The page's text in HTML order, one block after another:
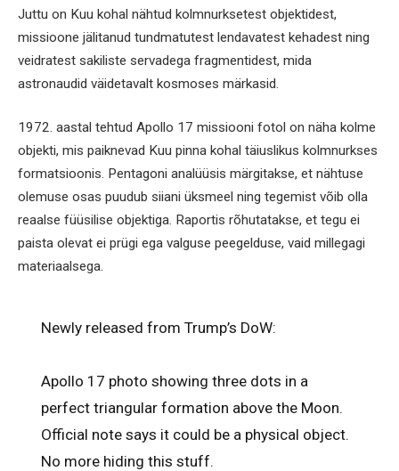
Juttu on Kuu kohal nähtud kolmnurksetest objektidest,
missioone jälitanud tundmatutest lendavatest kehadest ning
veidratest sakiliste servadega fragmentidest, mida
astronaudid väidetavalt kosmoses märkasid.
1972. aastal tehtud Apollo 17 missiooni fotol on näha kolme
objekti, mis paiknevad Kuu pinna kohal täiuslikus kolmnurkses
formatsioonis. Pentagoni analüüsis märgitakse, et nähtuse
olemuse osas puudub siiani üksmeel ning tegemist võib olla
reaalse füüsilise objektiga. Raportis rõhutatakse, et tegu ei
paista olevat ei prügi ega valguse peegelduse, vaid millegagi
materiaalsega.
Newly released from Trump’s DoW:
Apollo 17 photo showing three dots in a
perfect triangular formation above the Moon.
Official note says it could be a physical object.
No more hiding this stuff.